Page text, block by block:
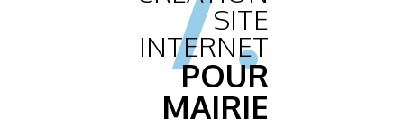
SITE
INTERNET
POUR
MAIRIE